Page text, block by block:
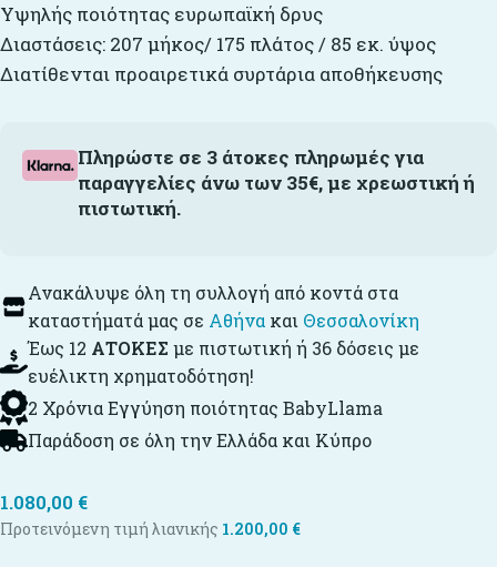
Υψηλής ποιότητας ευρωπαϊκή δρυς
Διαστάσεις: 207 μήκος/ 175 πλάτος / 85 εκ. ύψος
Διατίθενται προαιρετικά συρτάρια αποθήκευσης
Πληρώστε σε 3 άτοκες πληρωμές για
παραγγελίες άνω των 35€, με χρεωστική ή
πιστωτική.
Ανακάλυψε όλη τη συλλογή από κοντά στα
καταστήματά μας σε Αθήνα και Θεσσαλονίκη
Έως 12 ΑΤΟΚΕΣ με πιστωτική ή 36 δόσεις με
ευέλικτη χρηματοδότηση!
2 Χρόνια Εγγύηση ποιότητας BabyLlama
Παράδοση σε όλη την Ελλάδα και Κύπρο
1.080,00 €
Προτεινόμενη τιμή λιανικής 1.200,00 €